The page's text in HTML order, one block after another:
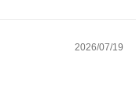
いたします。
2026/07/19